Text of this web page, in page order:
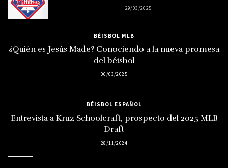
29/03/2025
BÉISBOL MLB
¿Quién es Jesús Made? Conociendo a la nueva promesa
del béisbol
06/03/2025
BÉISBOL ESPAÑOL
Entrevista a Kruz Schoolcraft, prospecto del 2025 MLB
Draft
28/11/2024